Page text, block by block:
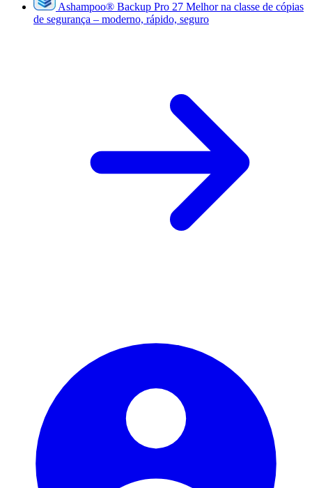
Ashampoo® Backup Pro 27 Melhor na classe de cópias
de segurança – moderno, rápido, seguro